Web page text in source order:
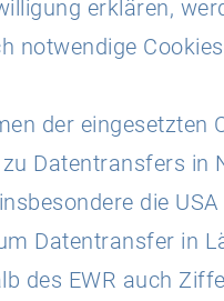
erklären,
notwendige
der eingesetzten
Datentransfers in
die
Datentransfer in
des EWR auch